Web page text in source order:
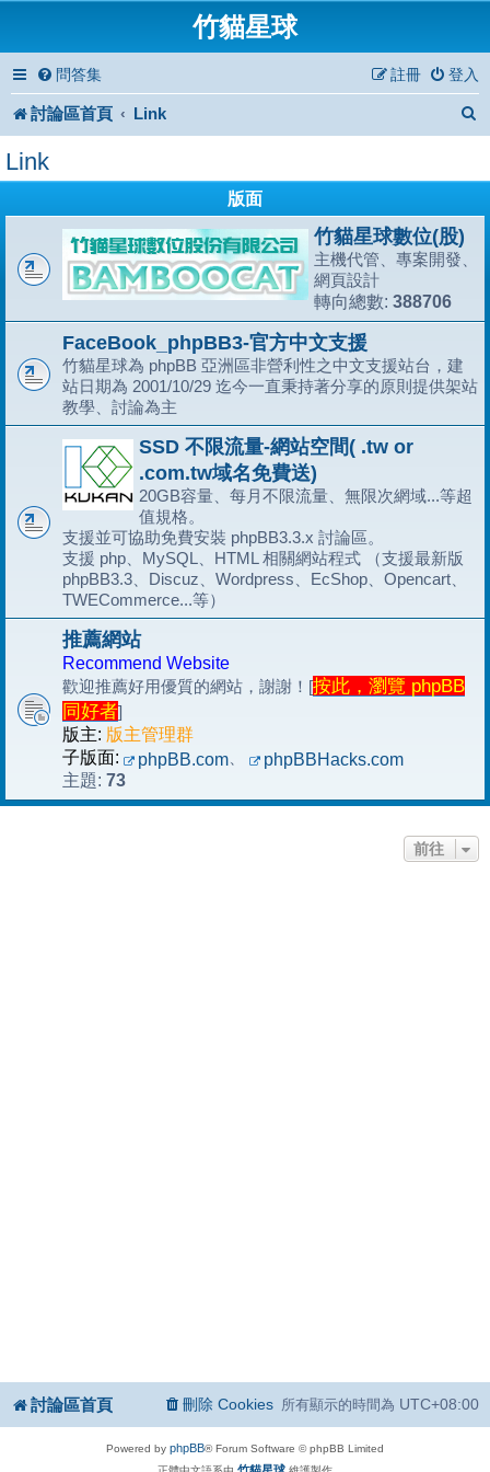
竹貓星球
問答集 登入
註冊
討論區首頁 Link
Link
版面
竹貓星球數位(股)
主機代管、專案開發、
網頁設計
轉向總數: 388706
FaceBook_phpBB3-官方中文支援
竹貓星球為 phpBB 亞洲區非營利性之中文支援站台，建
站日期為 2001/10/29 迄今一直秉持著分享的原則提供架站
教學、討論為主
SSD 不限流量-網站空間( .tw or
.com.tw域名免費送)
20GB容量、每月不限流量、無限次網域...等超
值規格。
支援並可協助免費安裝 phpBB3.3.x 討論區。
支援 php、MySQL、HTML 相關網站程式 （支援最新版
phpBB3.3、Discuz、Wordpress、EcShop、Opencart、
TWECommerce...等）
推薦網站
Recommend Website
歡迎推薦好用優質的網站，謝謝！[按此，瀏覽 phpBB
同好者]
版主: 版主管理群
子版面:
phpBB.com、
phpBBHacks.com
主題: 73
前往
討論區首頁 所有顯示的時間為 UTC+08:00
刪除 Cookies
Powered by phpBB® Forum Software © phpBB Limited